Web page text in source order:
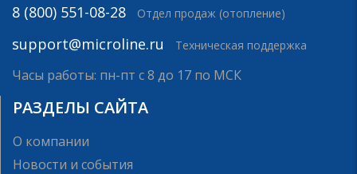
8 (800) 551-08-28 Отдел продаж (отопление)
support@microline.ru Техническая поддержка
Часы работы: пн-пт с 8 до 17 по МСК
РАЗДЕЛЫ САЙТА
О компании
Новости и события